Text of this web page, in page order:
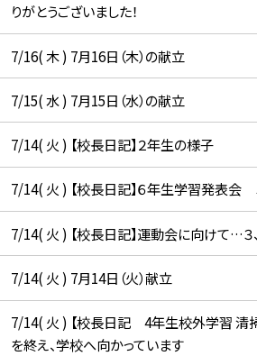
りがとうございました！
7/16( 木 ) 7月16日（木）の献立
7/15( 水 ) 7月15日（水）の献立
7/14( 火 ) 【校長日記】２年生の様子
7/14( 火 ) 【校長日記】６年生学習発表会
7/14( 火 ) 【校長日記】運動会に向けて…３
7/14( 火 ) 7月14日（火）献立
7/14( 火 ) 【校長日記 4年生校外学習 清
を終え、学校へ向かっています